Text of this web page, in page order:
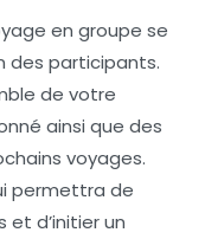
en groupe se
des participants.
de votre
ainsi que des
voyages.
permettra de
d’initier un